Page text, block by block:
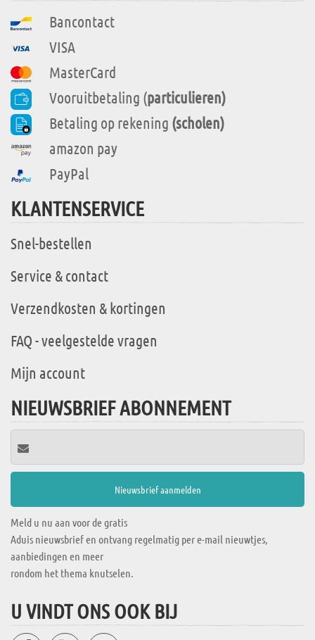
Bancontact
VISA
MasterCard
Vooruitbetaling (particulieren)
Betaling op rekening (scholen)
amazon pay
PayPal
KLANTENSERVICE
Snel-bestellen
Service & contact
Verzendkosten & kortingen
FAQ - veelgestelde vragen
Mijn account
NIEUWSBRIEF ABONNEMENT
Meld u nu aan voor de gratis
Aduis nieuwsbrief en ontvang regelmatig per e-mail nieuwtjes,
aanbiedingen en meer
rondom het thema knutselen.
U VINDT ONS OOK BIJ